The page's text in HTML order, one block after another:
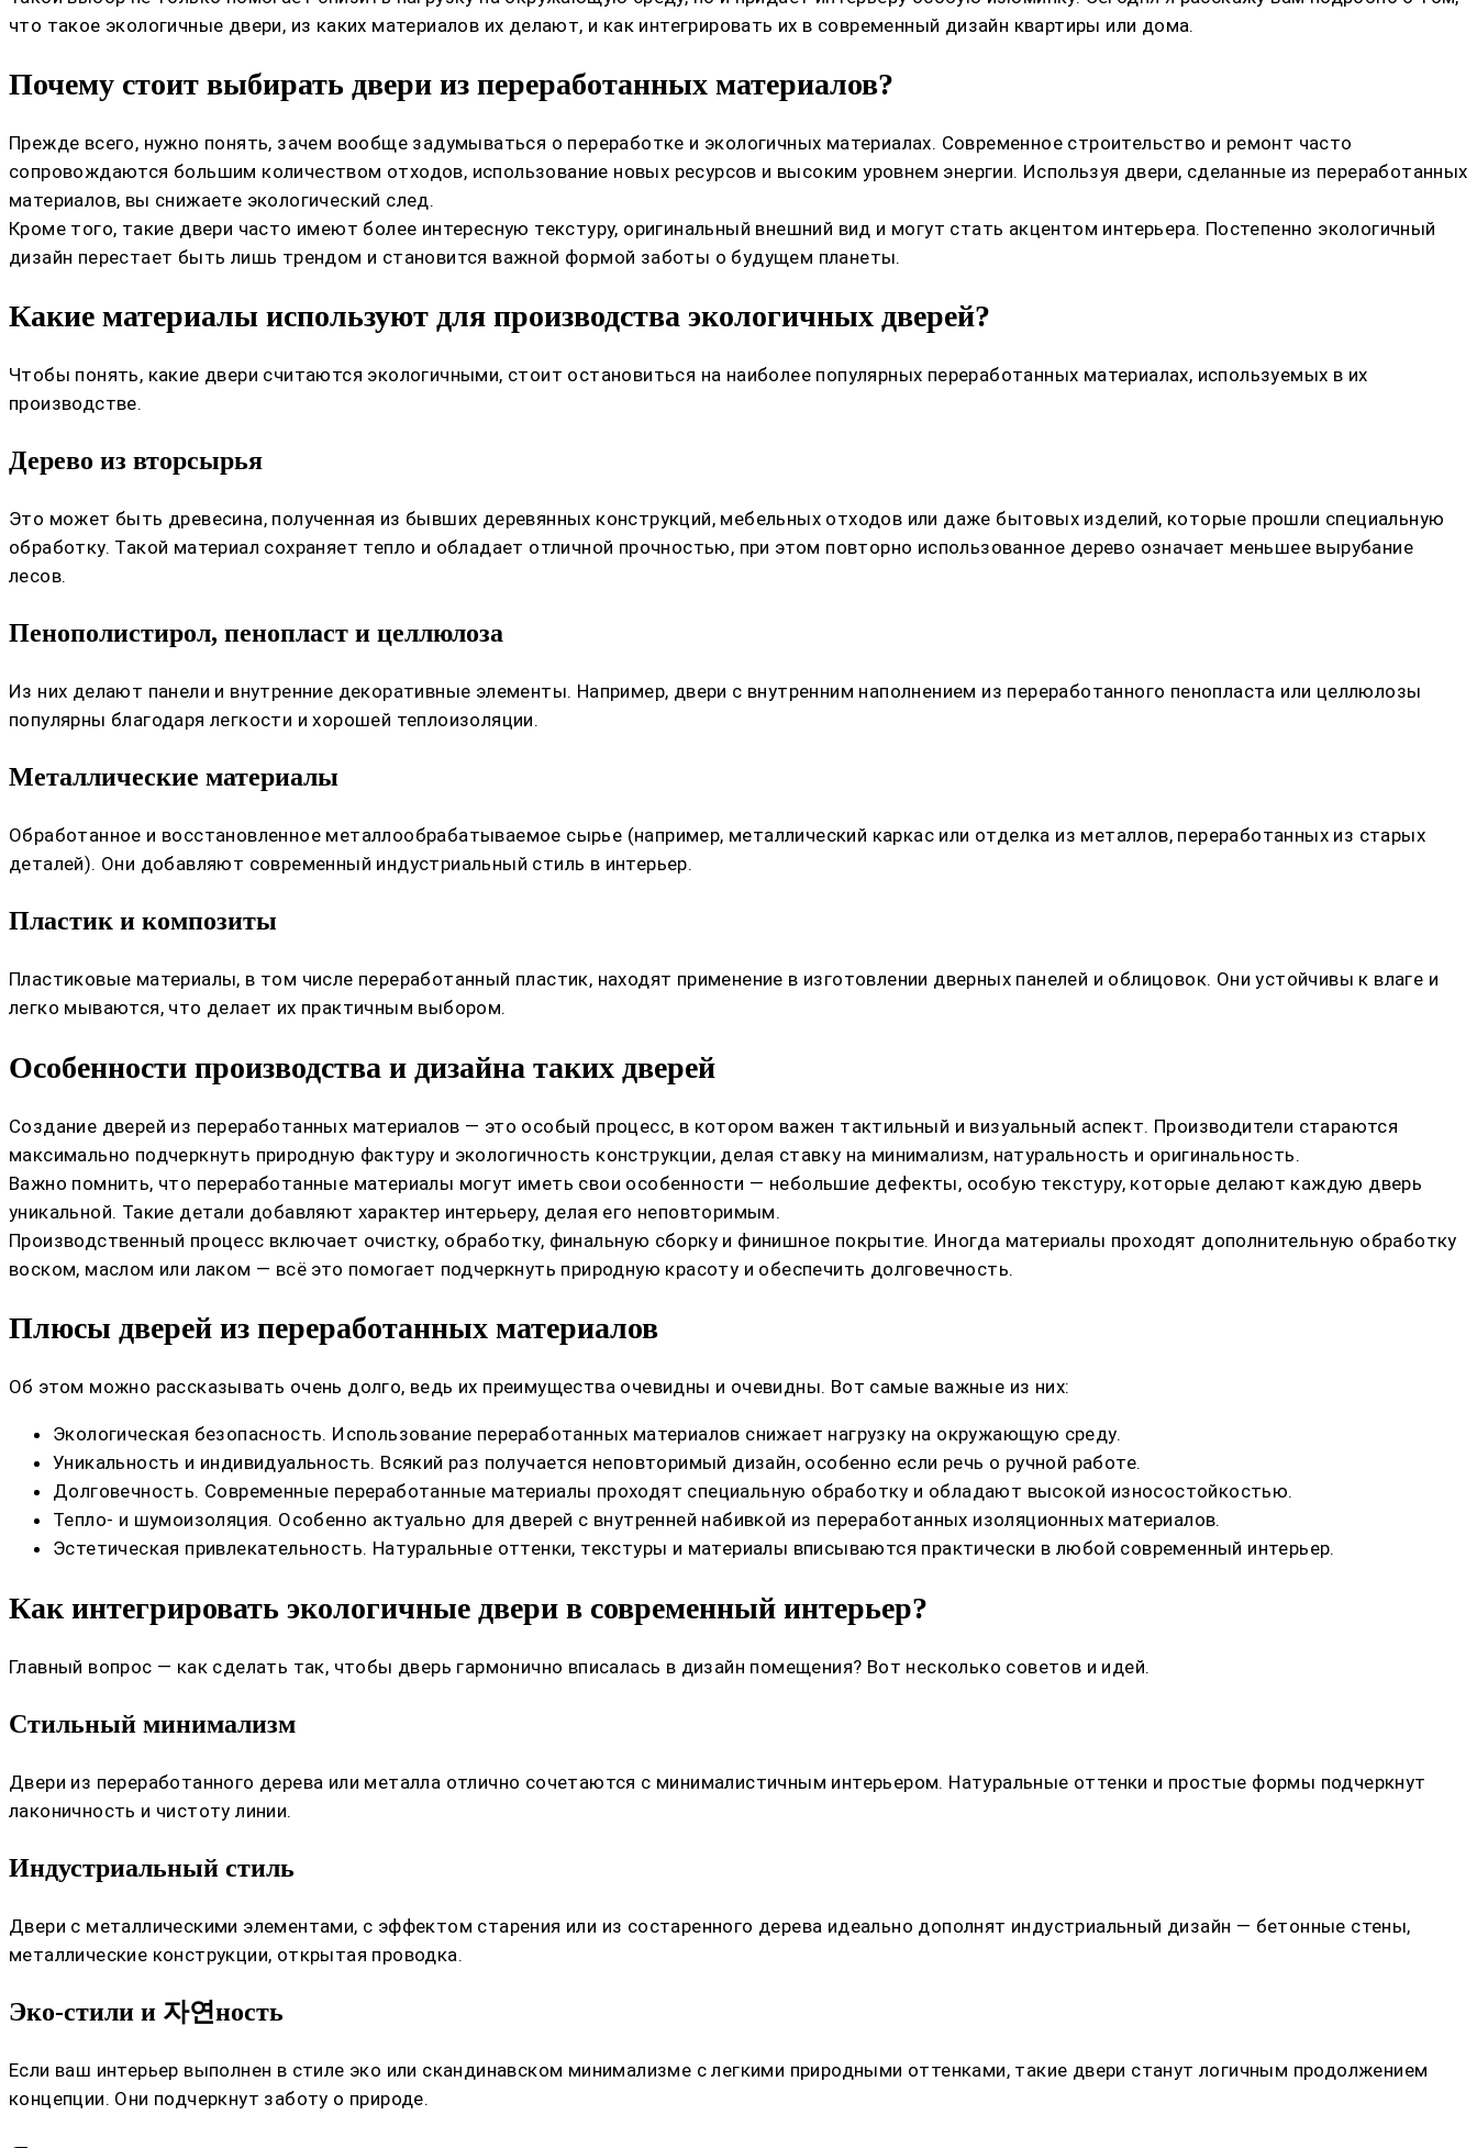
что такое экологичные двери, из каких материалов их делают, и как интегрировать их в современный дизайн квартиры или дома.
Почему стоит выбирать двери из переработанных материалов?
Прежде всего, нужно понять, зачем вообще задумываться о переработке и экологичных материалах. Современное строительство и ремонт часто
сопровождаются большим количеством отходов, использование новых ресурсов и высоким уровнем энергии. Используя двери, сделанные из переработанных
материалов, вы снижаете экологический след.
Кроме того, такие двери часто имеют более интересную текстуру, оригинальный внешний вид и могут стать акцентом интерьера. Постепенно экологичный
дизайн перестает быть лишь трендом и становится важной формой заботы о будущем планеты.
Какие материалы используют для производства экологичных дверей?
Чтобы понять, какие двери считаются экологичными, стоит остановиться на наиболее популярных переработанных материалах, используемых в их
производстве.
Дерево из вторсырья
Это может быть древесина, полученная из бывших деревянных конструкций, мебельных отходов или даже бытовых изделий, которые прошли специальную
обработку. Такой материал сохраняет тепло и обладает отличной прочностью, при этом повторно использованное дерево означает меньшее вырубание
лесов.
Пенополистирол, пенопласт и целлюлоза
Из них делают панели и внутренние декоративные элементы. Например, двери с внутренним наполнением из переработанного пенопласта или целлюлозы
популярны благодаря легкости и хорошей теплоизоляции.
Металлические материалы
Обработанное и восстановленное металлообрабатываемое сырье (например, металлический каркас или отделка из металлов, переработанных из старых
деталей). Они добавляют современный индустриальный стиль в интерьер.
Пластик и композиты
Пластиковые материалы, в том числе переработанный пластик, находят применение в изготовлении дверных панелей и облицовок. Они устойчивы к влаге и
легко мываются, что делает их практичным выбором.
Особенности производства и дизайна таких дверей
Создание дверей из переработанных материалов — это особый процесс, в котором важен тактильный и визуальный аспект. Производители стараются
максимально подчеркнуть природную фактуру и экологичность конструкции, делая ставку на минимализм, натуральность и оригинальность.
Важно помнить, что переработанные материалы могут иметь свои особенности — небольшие дефекты, особую текстуру, которые делают каждую дверь
уникальной. Такие детали добавляют характер интерьеру, делая его неповторимым.
Производственный процесс включает очистку, обработку, финальную сборку и финишное покрытие. Иногда материалы проходят дополнительную обработку
воском, маслом или лаком — всё это помогает подчеркнуть природную красоту и обеспечить долговечность.
Плюсы дверей из переработанных материалов
Об этом можно рассказывать очень долго, ведь их преимущества очевидны и очевидны. Вот самые важные из них:
Экологическая безопасность. Использование переработанных материалов снижает нагрузку на окружающую среду.
Уникальность и индивидуальность. Всякий раз получается неповторимый дизайн, особенно если речь о ручной работе.
Долговечность. Современные переработанные материалы проходят специальную обработку и обладают высокой износостойкостью.
Тепло- и шумоизоляция. Особенно актуально для дверей с внутренней набивкой из переработанных изоляционных материалов.
Эстетическая привлекательность. Натуральные оттенки, текстуры и материалы вписываются практически в любой современный интерьер.
Как интегрировать экологичные двери в современный интерьер?
Главный вопрос — как сделать так, чтобы дверь гармонично вписалась в дизайн помещения? Вот несколько советов и идей.
Стильный минимализм
Двери из переработанного дерева или металла отлично сочетаются с минималистичным интерьером. Натуральные оттенки и простые формы подчеркнут
лаконичность и чистоту линии.
Индустриальный стиль
Двери с металлическими элементами, с эффектом старения или из состаренного дерева идеально дополнят индустриальный дизайн — бетонные стены,
металлические конструкции, открытая проводка.
Эко-стили и 자연ность
Если ваш интерьер выполнен в стиле эко или скандинавском минимализме с легкими природными оттенками, такие двери станут логичным продолжением
концепции. Они подчеркнут заботу о природе.